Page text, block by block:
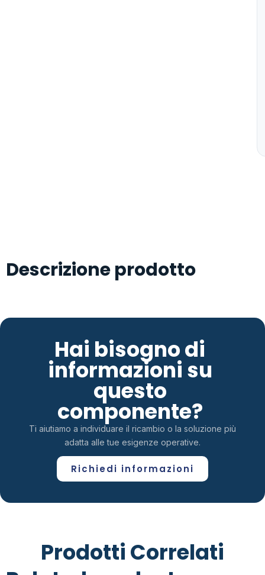
Descrizione prodotto
Hai bisogno di
informazioni su
questo
componente?
Ti aiutiamo a individuare il ricambio o la soluzione più
adatta alle tue esigenze operative.
Richiedi informazioni
Prodotti Correlati